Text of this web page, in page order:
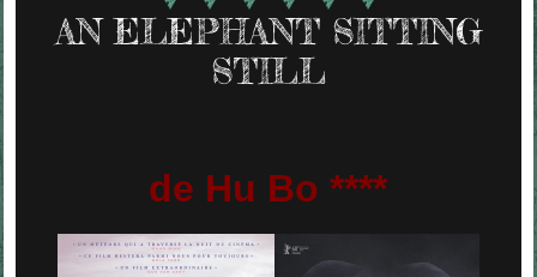
AN ELEPHANT SITTING
STILL
de Hu Bo ****